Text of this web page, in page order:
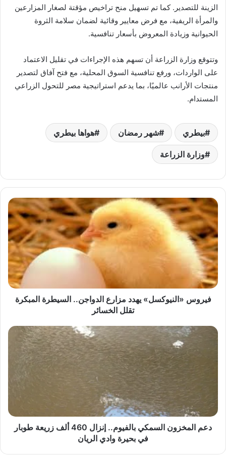
الزينة للتصدير. كما تم تسهيل منح تراخيص مؤقتة لصغار المزارعين
والمرأة الريفية، مع فرض معايير وقائية لضمان سلامة الثروة
الحيوانية وزيادة المعروض بأسعار تنافسية.
وتتوقع وزارة الزراعة أن تسهم هذه الإجراءات في تقليل الاعتماد
على الواردات، ورفع تنافسية السوق المحلية، مع فتح آفاق لتصدير
منتجات الأرانب عالميًا، بما يدعم استراتيجية مصر للتحول الزراعي
المستدام.
بيطري شهر رمضان هواها بيطري
وزارة الزراعة
فيروس
«النيوكسل»
يهدد
مزارع
الدواجن..
السيطرة
المبكرة
تقلل
الخسائر
فيروس «النيوكسل» يهدد مزارع الدواجن.. السيطرة المبكرة
تقلل الخسائر
دعم
السمكي
زريعة
طوبار
في
دعم المخزون السمكي بالفيوم.. إنزال 460 ألف زريعة طوبار
في بحيرة وادي الريان